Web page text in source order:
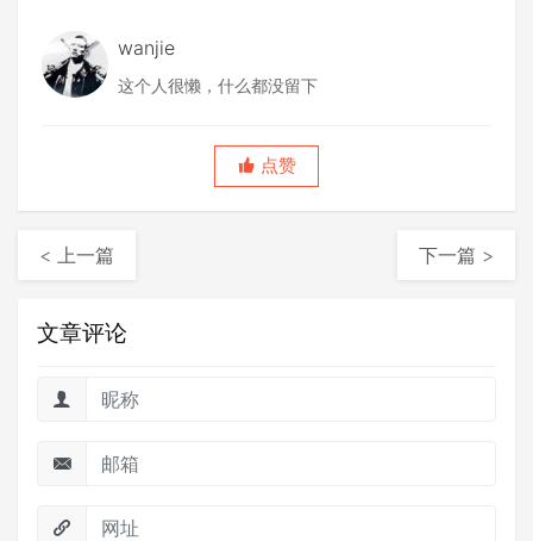
wanjie
这个人很懒，什么都没留下
点赞
< 上一篇 下一篇 >
文章评论